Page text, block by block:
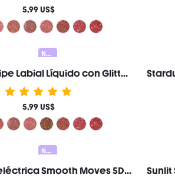
5,99 US$
Nuevo
Stardust Swipe Labial Líquido con Glitter-137 Cosmic Pink Gloss Labial Brillo Glitter Instantáneo Acabado Mate de Larga Duración A Prueba de Transferencia y Manchas Marca de Belleza Cosmética Maquillaje para Mujeres y Niñas
5,99 US$
Nuevo
Afeitadora eléctrica Smooth Moves 5D Flash, cabezal de corte flotante de 5 cuchillas de 360° y motor de 4800 rpm, recargable e impermeable IPX7, para uso en seco y húmedo, para rostro y cuerpo femeninos. Regalo Rosa Constituir Playa Festivales Cuidado del cabello Y2K Vacaciones Verano Accesorios para el cabello regreso a la escuela Hogar